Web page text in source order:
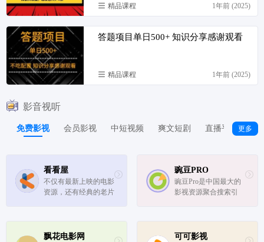
精品课程 1年前 (2025)
答题项目单日500+ 知识分享感谢观看
精品课程 1年前 (2025)
影音视听
免费影视 会员影视 中短视频 爽文短剧 直播平台 更多
看看屋
不仅有最新上映的电影
资源，还有经典的老片
豌豆PRO
豌豆Pro是中国最大的
影视资源聚合搜索引
影、电视剧、动漫、综
飘花电影网 可可影视